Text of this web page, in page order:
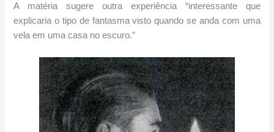
A matéria sugere outra experiência “interessante que
explicaria o tipo de fantasma visto quando se anda com uma
vela em uma casa no escuro.”